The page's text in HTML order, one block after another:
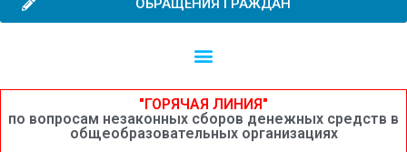
ОБРАЩЕНИЯ ГРАЖДАН
"ГОРЯЧАЯ ЛИНИЯ"
по вопросам незаконных сборов денежных средств в
общеобразовательных организациях